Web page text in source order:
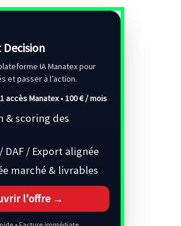
Decision
IA Manatex pour
et passer à l’action.
accès Manatex •100 € / mois
& scoring des
DAF / Export alignée
marché & livrables
l’offre →